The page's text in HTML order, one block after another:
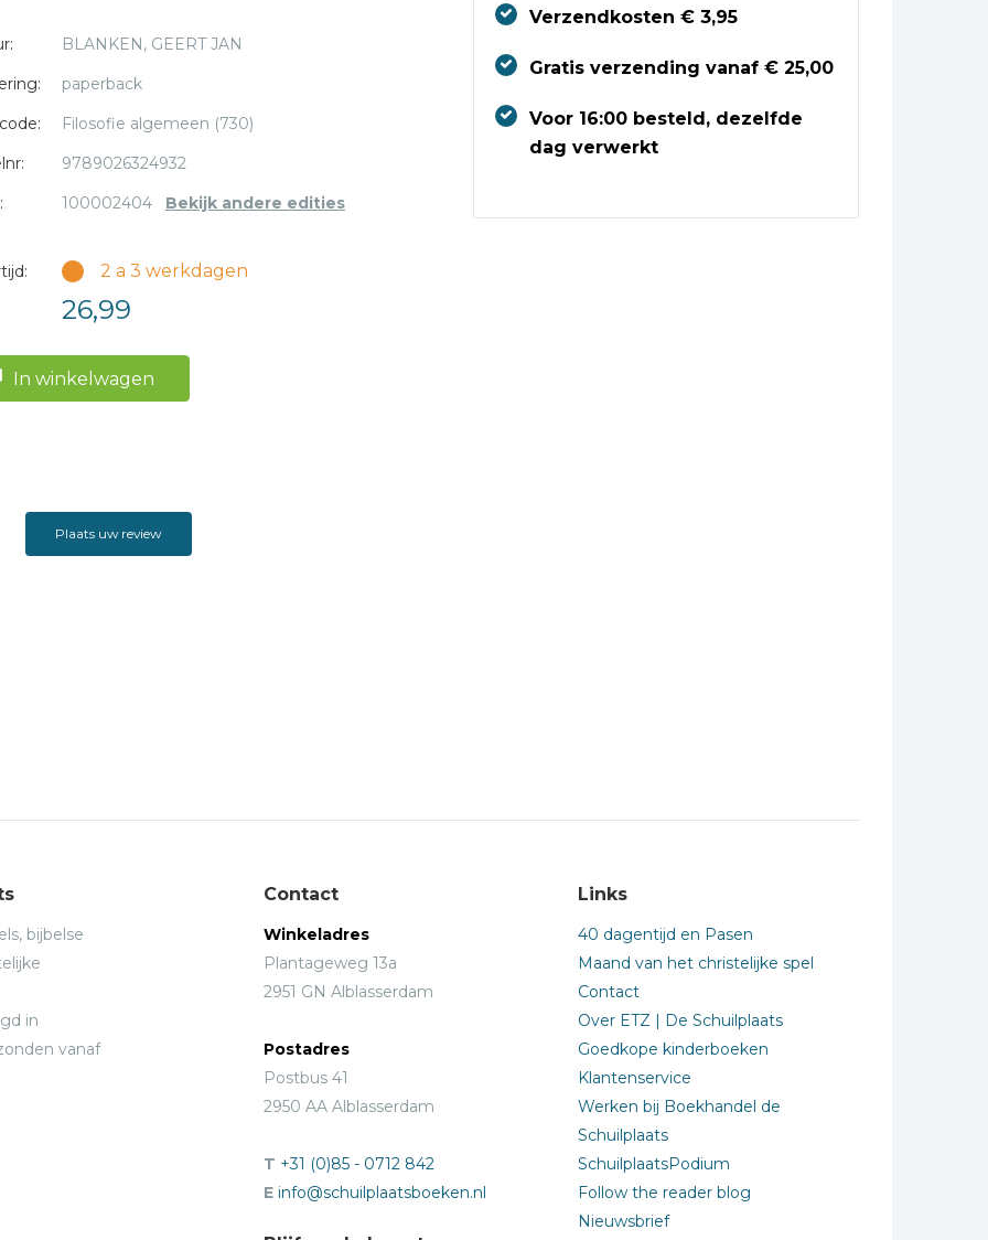
Geloven betekent voor Kierkegaard: in vertrouwen
omarmen zoals dat zich aandient. Overigens was
moeizaam: de relatie met zijn vader was
en zijn liefdesleven kende weinig vreugde.
BLANKEN, GEERT JAN
paperback
Filosofie algemeen (730)
9789026324932
100002404 Bekijk andere edities
2 a 3 werkdagen
26,99
In winkelwagen
Verzendkosten € 3,95
Gratis verzending vanaf € 25,00
Voor 16:00 besteld, dezelfde
dag verwerkt
Plaats uw review
bijbelse
in
vanaf
Contact
Winkeladres
Plantageweg 13a
2951 GN Alblasserdam
Postadres
Postbus 41
2950 AA Alblasserdam
T +31 (0)85 - 0712 842
E info@schuilplaatsboeken.nl
Links
40 dagentijd en Pasen
Maand van het christelijke spel
Contact
Over ETZ | De Schuilplaats
Goedkope kinderboeken
Klantenservice
Werken bij Boekhandel de
Schuilplaats
SchuilplaatsPodium
Follow the reader blog
Nieuwsbrief